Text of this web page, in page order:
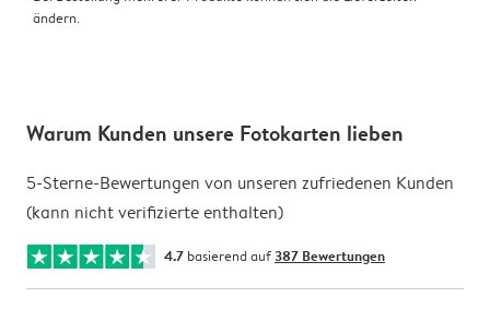
ändern.
Warum Kunden unsere Fotokarten lieben
5-Sterne-Bewertungen von unseren zufriedenen Kunden
(kann nicht verifizierte enthalten)
4.7 basierend auf387 Bewertungen